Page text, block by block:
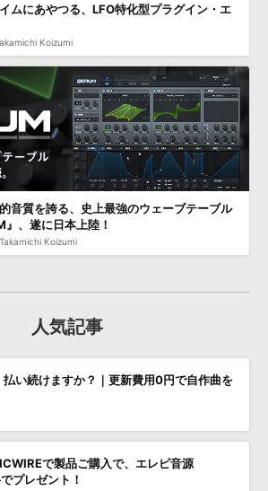
ムにあやつる、LFO特化型プラグイン・エ
Koizumi
音質を誇る、史上最強のウェーブテーブル
、遂に日本上陸！
Koizumi
人気記事
い続けますか？｜更新費用0円で自作曲を
で製品ご購入で、エレピ音源
プレゼント！